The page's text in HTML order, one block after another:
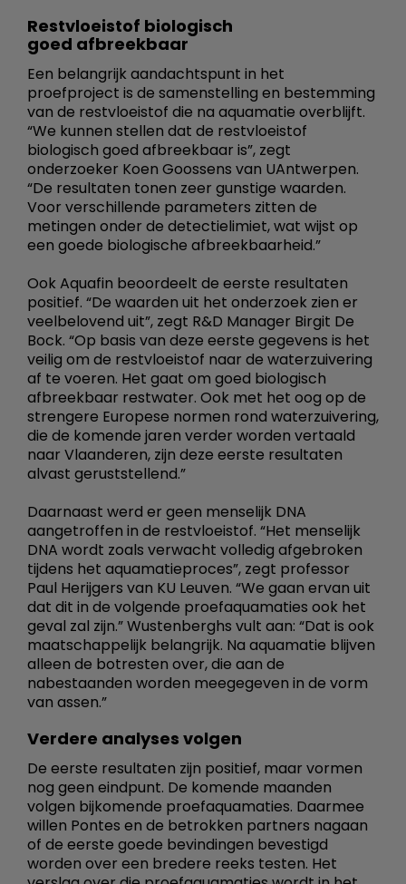
Restvloeistof biologisch
goed afbreekbaar
Een belangrijk aandachtspunt in het
proefproject is de samenstelling en bestemming
van de restvloeistof die na aquamatie overblijft.
“We kunnen stellen dat de restvloeistof
biologisch goed afbreekbaar is”, zegt
onderzoeker Koen Goossens van UAntwerpen.
“De resultaten tonen zeer gunstige waarden.
Voor verschillende parameters zitten de
metingen onder de detectielimiet, wat wijst op
een goede biologische afbreekbaarheid.”
Ook Aquafin beoordeelt de eerste resultaten
positief. “De waarden uit het onderzoek zien er
veelbelovend uit”, zegt R&D Manager Birgit De
Bock. “Op basis van deze eerste gegevens is het
veilig om de restvloeistof naar de waterzuivering
af te voeren. Het gaat om goed biologisch
afbreekbaar restwater. Ook met het oog op de
strengere Europese normen rond waterzuivering,
die de komende jaren verder worden vertaald
naar Vlaanderen, zijn deze eerste resultaten
alvast geruststellend.”
Daarnaast werd er geen menselijk DNA
aangetroffen in de restvloeistof. “Het menselijk
DNA wordt zoals verwacht volledig afgebroken
tijdens het aquamatieproces”, zegt professor
Paul Herijgers van KU Leuven. “We gaan ervan uit
dat dit in de volgende proefaquamaties ook het
geval zal zijn.” Wustenberghs vult aan: “Dat is ook
maatschappelijk belangrijk. Na aquamatie blijven
alleen de botresten over, die aan de
nabestaanden worden meegegeven in de vorm
van assen.”
Verdere analyses volgen
De eerste resultaten zijn positief, maar vormen
nog geen eindpunt. De komende maanden
volgen bijkomende proefaquamaties. Daarmee
willen Pontes en de betrokken partners nagaan
of de eerste goede bevindingen bevestigd
worden over een bredere reeks testen. Het